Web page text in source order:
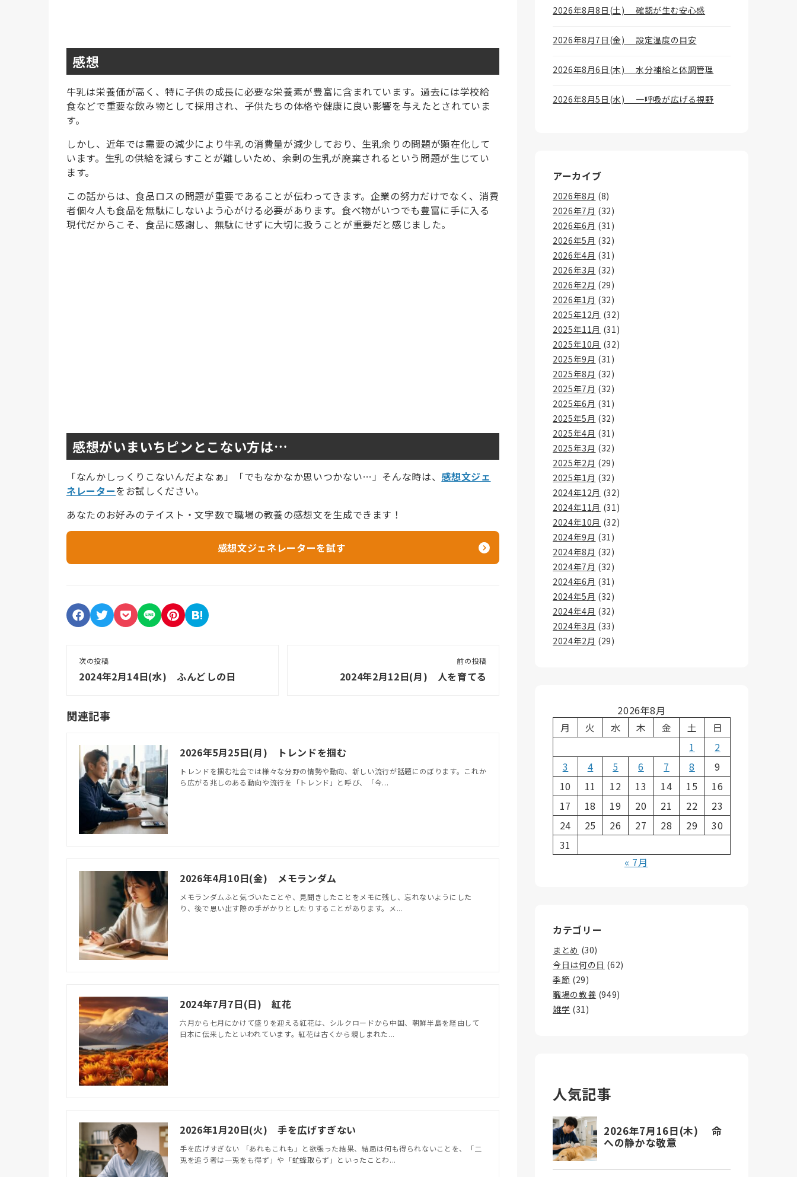
感想
牛乳は栄養価が高く、特に子供の成長に必要な栄養素が豊富に含まれています。過去には学校給
食などで重要な飲み物として採用され、子供たちの体格や健康に良い影響を与えたとされていま
す。
しかし、近年では需要の減少により牛乳の消費量が減少しており、生乳余りの問題が顕在化して
います。生乳の供給を減らすことが難しいため、余剰の生乳が廃棄されるという問題が生じてい
ます。
この話からは、食品ロスの問題が重要であることが伝わってきます。企業の努力だけでなく、消費
者個々人も食品を無駄にしないよう心がける必要があります。食べ物がいつでも豊富に手に入る
現代だからこそ、食品に感謝し、無駄にせずに大切に扱うことが重要だと感じました。
感想がいまいちピンとこない方は…
「なんかしっくりこないんだよなぁ」「でもなかなか思いつかない…」そんな時は、感想文ジェ
ネレーターをお試しください。
あなたのお好みのテイスト・文字数で職場の教養の感想文を生成できます！
感想文ジェネレーターを試す
次の投稿
2024年2月14日(水) ふんどしの日
前の投稿
2024年2月12日(月) 人を育てる
関連記事
2026年5月25日(月) トレンドを掴む
トレンドを掴む社会では様々な分野の情勢や動向、新しい流行が話題にのぼります。これか
ら広がる兆しのある動向や流行を「トレンド」と呼び、「今...
2026年4月10日(金) メモランダム
メモランダムふと気づいたことや、見聞きしたことをメモに残し、忘れないようにした
り、後で思い出す際の手がかりとしたりすることがあります。メ...
2024年7月7日(日) 紅花
六月から七月にかけて盛りを迎える紅花は、シルクロードから中国、朝鮮半島を経由して
日本に伝来したといわれています。紅花は古くから親しまれた...
2026年1月20日(火) 手を広げすぎない
手を広げすぎない 「あれもこれも」と欲張った結果、結局は何も得られないことを、「二
兎を追う者は一兎をも得ず」や「虻蜂取らず」といったことわ...
2026年8月8日(土) 確認が生む安心感
2026年8月7日(金) 設定温度の目安
2026年8月6日(木) 水分補給と体調管理
2026年8月5日(水) 一呼吸が広げる視野
アーカイブ
2026年8月 (8)
2026年7月 (32)
2026年6月 (31)
2026年5月 (32)
2026年4月 (31)
2026年3月 (32)
2026年2月 (29)
2026年1月 (32)
2025年12月 (32)
2025年11月 (31)
2025年10月 (32)
2025年9月 (31)
2025年8月 (32)
2025年7月 (32)
2025年6月 (31)
2025年5月 (32)
2025年4月 (31)
2025年3月 (32)
2025年2月 (29)
2025年1月 (32)
2024年12月 (32)
2024年11月 (31)
2024年10月 (32)
2024年9月 (31)
2024年8月 (32)
2024年7月 (32)
2024年6月 (31)
2024年5月 (32)
2024年4月 (32)
2024年3月 (33)
2024年2月 (29)
2026年8月
月
火 水 木 金 土
日
1
2
3
4 5 6 7 8
9
10
11 12 13 14 15
16
17
18 19 20 21 22
23
24
25 26 27 28 29
30
31
« 7月
カテゴリー
まとめ (30)
今日は何の日 (62)
季節 (29)
職場の教養 (949)
雑学 (31)
人気記事